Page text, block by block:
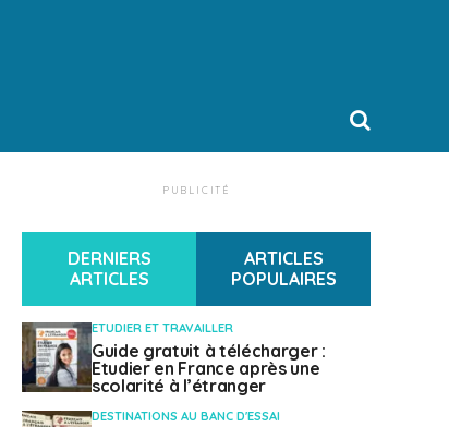
PUBLICITÉ
DERNIERS
ARTICLES
ARTICLES
POPULAIRES
ETUDIER ET TRAVAILLER
Guide gratuit à télécharger :
Etudier en France après une
scolarité à l’étranger
DESTINATIONS AU BANC D'ESSAI